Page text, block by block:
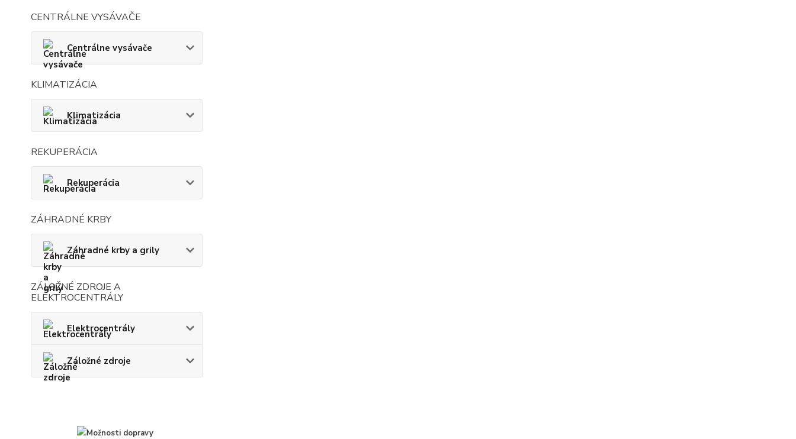
CENTRÁLNE VYSÁVAČE
Centrálne vysávače
KLIMATIZÁCIA
Klimatizácia
REKUPERÁCIA
Rekuperácia
ZÁHRADNÉ KRBY
Záhradné krby a grily
ZÁLOŽNÉ ZDROJE A
ELEKTROCENTRÁLY
Elektrocentrály
Záložné zdroje